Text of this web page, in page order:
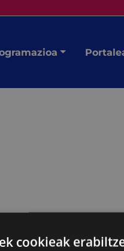
cookieak